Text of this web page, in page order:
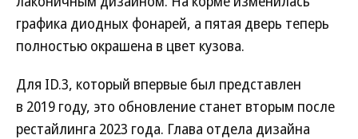
графика диодных фонарей, а пятая дверь теперь
полностью окрашена в цвет кузова.
Для ID.3, который впервые был представлен
в 2019 году, это обновление станет вторым после
рестайлинга 2023 года. Глава отдела дизайна